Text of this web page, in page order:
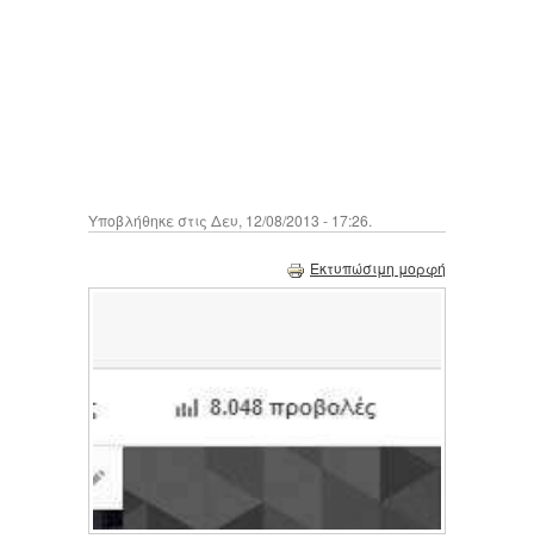
Υποβλήθηκε στις Δευ, 12/08/2013 - 17:26.
Εκτυπώσιμη μορφή